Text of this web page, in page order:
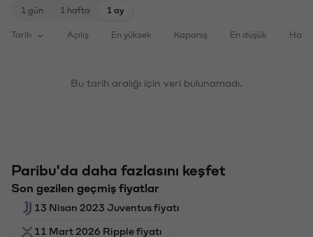
1 gün 1 hafta 1 ay
Tarih Açılış En yüksek Kapanış En düşük
Bu tarih aralığı için veri bulunamadı.
Paribu'da daha fazlasını keşfet
Son gezilen geçmiş fiyatlar
13 Nisan 2023 Juventus fiyatı
11 Mart 2026 Ripple fiyatı